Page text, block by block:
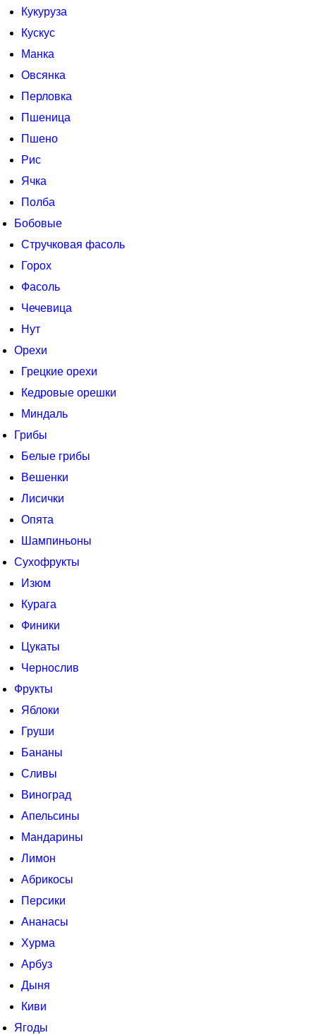
Кукуруза
Кускус
Манка
Овсянка
Перловка
Пшеница
Пшено
Рис
Ячка
Полба
Бобовые
Стручковая фасоль
Горох
Фасоль
Чечевица
Нут
Орехи
Грецкие орехи
Кедровые орешки
Миндаль
Грибы
Белые грибы
Вешенки
Лисички
Опята
Шампиньоны
Сухофрукты
Изюм
Курага
Финики
Цукаты
Чернослив
Фрукты
Яблоки
Груши
Бананы
Сливы
Виноград
Апельсины
Мандарины
Лимон
Абрикосы
Персики
Ананасы
Хурма
Арбуз
Дыня
Киви
Ягоды